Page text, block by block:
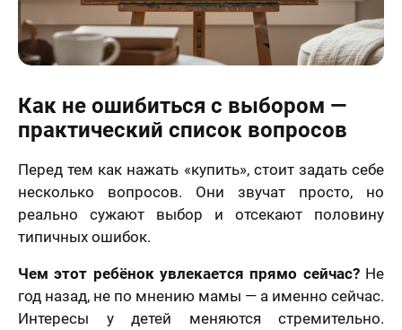
Как не ошибиться с выбором —
практический список вопросов
Перед тем как нажать «купить», стоит задать себе
несколько вопросов. Они звучат просто, но
реально сужают выбор и отсекают половину
типичных ошибок.
Чем этот ребёнок увлекается прямо сейчас?Не
год назад, не по мнению мамы — а именно сейчас.
Интересы у детей меняются стремительно.